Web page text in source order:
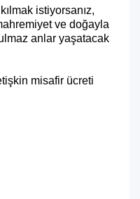
istiyorsanız,
ve doğayla
anlar yaşatacak
misafir ücreti